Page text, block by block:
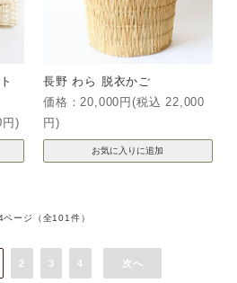
)
長野 わら 脱衣かご
価格：20,000円(税込 22,000
円)
ージ （全101件）
2 3 4 次へ